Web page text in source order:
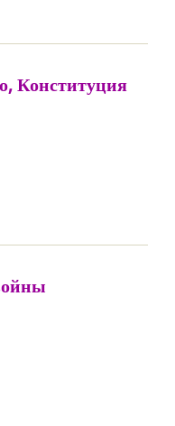
Конституция